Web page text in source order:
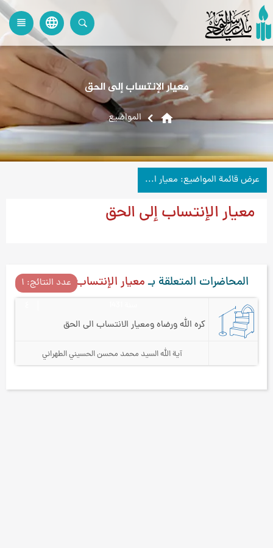
language
view_headline
معيار الإنتساب إلى الحق
home المواضیع
عرض قائمة المواضيع: معيار الإنتساب إلى الحق
معيار الإنتساب إلى الحق
المحاضرات المتعلقة بـمعيار الإنتساب إلى الحق
عدد النتائج: ۱
كره الله ورضاه ومعيار الانتساب الى الحق
آية الله السيد محمد محسن الحسيني الطهراني